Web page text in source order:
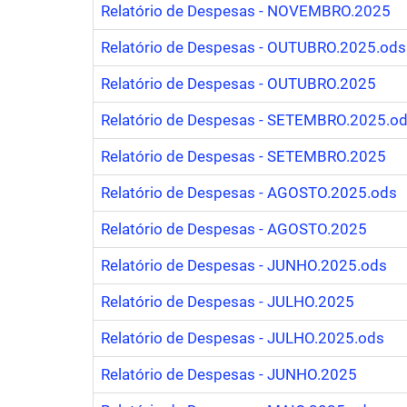
Relatório de Despesas - NOVEMBRO.2025
Relatório de Despesas - OUTUBRO.2025.ods
Relatório de Despesas - OUTUBRO.2025
Relatório de Despesas -
Relatório de Despesas - SETEMBRO.2025
Relatório de Despesas - AGOSTO.2025.ods
Relatório de Despesas - AGOSTO.2025
Relatório de Despesas - JUNHO.2025.ods
Relatório de Despesas - JULHO.2025
Relatório de Despesas - JULHO.2025.ods
Relatório de Despesas - JUNHO.2025